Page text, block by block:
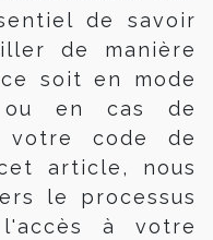
de savoir
de manière
soit en mode
ou en cas de
votre code de
article, nous
le processus
à votre